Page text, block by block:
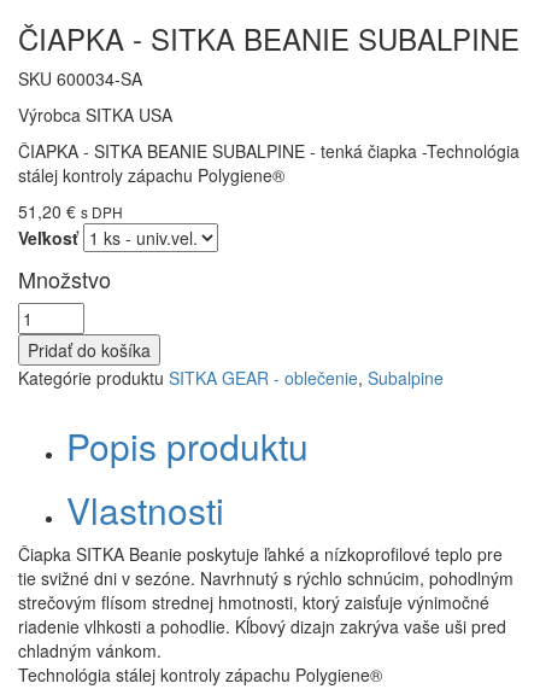
ČIAPKA - SITKA BEANIE SUBALPINE
SKU 600034-SA
Výrobca SITKA USA
ČIAPKA - SITKA BEANIE SUBALPINE - tenká čiapka -Technológia
stálej kontroly zápachu Polygiene®
51,20 € s DPH
Veľkosť
Množstvo
Pridať do košíka
Kategórie produktu SITKA GEAR - oblečenie, Subalpine
Popis produktu
Vlastnosti
Čiapka SITKA Beanie poskytuje ľahké a nízkoprofilové teplo pre
tie svižné dni v sezóne. Navrhnutý s rýchlo schnúcim, pohodlným
strečovým flísom strednej hmotnosti, ktorý zaisťuje výnimočné
riadenie vlhkosti a pohodlie. Kĺbový dizajn zakrýva vaše uši pred
chladným vánkom.
Technológia stálej kontroly zápachu Polygiene®